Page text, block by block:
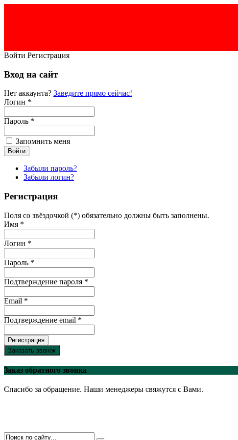
Войти Регистрация
Вход на сайт
Нет аккаунта? Заведите прямо сейчас!
Логин *
Пароль *
Запомнить меня
Забыли пароль?
Забыли логин?
Регистрация
Поля со звёздочкой (*) обязательно должны быть заполнены.
Имя *
Логин *
Пароль *
Подтверждение пароля *
Email *
Подтверждение email *
Регистрация
Заказать звонок
Заказ обратного звонка
Спасибо за обращение. Наши менеджеры свяжутся с Вами.